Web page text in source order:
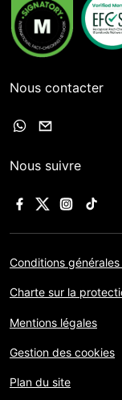
Nous contacter
Nous suivre
Conditions
Charte sur la
Mentions légales
Gestion des cookies
Plan du site